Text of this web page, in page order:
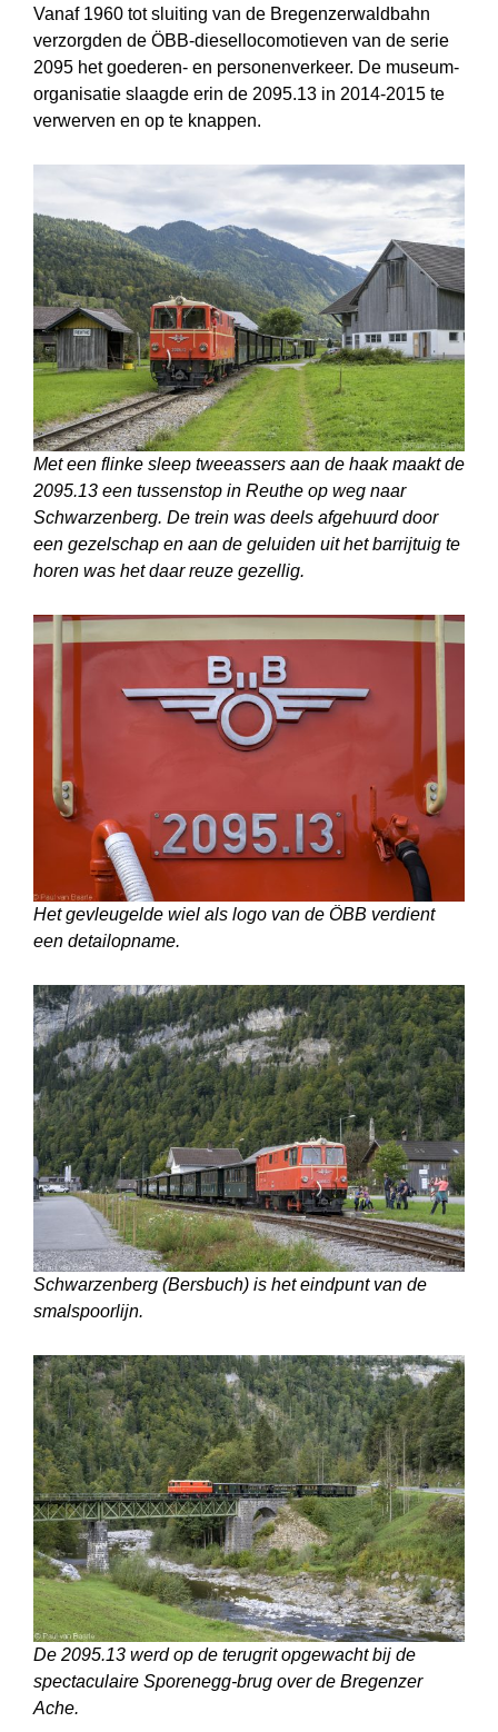
Vanaf 1960 tot sluiting van de Bregenzerwaldbahn
verzorgden de ÖBB-diesel­locomotieven van de serie
2095 het goederen- en personenverkeer. De museum­
organisatie slaagde erin de 2095.13 in 2014-2015 te
verwerven en op te knappen.
Met een flinke sleep tweeassers aan de haak maakt de
2095.13 een tussenstop in Reuthe op weg naar
Schwarzenberg. De trein was deels afgehuurd door
een gezelschap en aan de geluiden uit het barrijtuig te
horen was het daar reuze gezellig.
Het gevleugelde wiel als logo van de ÖBB verdient
een detailopname.
Schwarzenberg (Bersbuch) is het eindpunt van de
smalspoorlijn.
De 2095.13 werd op de terugrit opgewacht bij de
spectaculaire Sporenegg-brug over de Bregenzer
Ache.